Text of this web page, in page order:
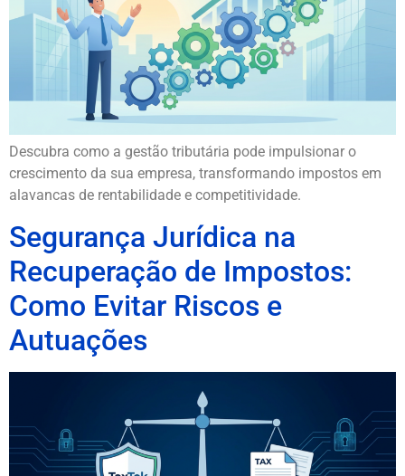
Descubra como a gestão tributária pode impulsionar o
crescimento da sua empresa, transformando impostos em
alavancas de rentabilidade e competitividade.
Segurança Jurídica na
Recuperação de Impostos:
Como Evitar Riscos e
Autuações